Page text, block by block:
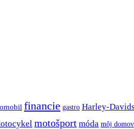
financie gastro Harley-
motošport móda môj domov